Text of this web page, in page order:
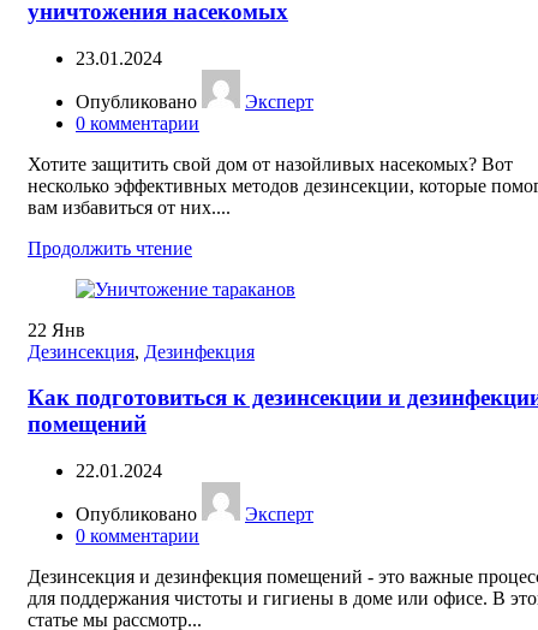
уничтожения насекомых
23.01.2024
Опубликовано
Эксперт
0 комментарии
Хотите защитить свой дом от назойливых насекомых? Вот
несколько эффективных методов дезинсекции, которые
вам избавиться от них....
Продолжить чтение
22 Янв
Дезинсекция, Дезинфекция
Как подготовиться к дезинсекции и
помещений
22.01.2024
Опубликовано
Эксперт
0 комментарии
Дезинсекция и дезинфекция помещений - это важные
для поддержания чистоты и гигиены в доме или офисе. В
статье мы рассмотр...